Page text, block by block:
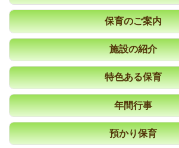
保育のご案内
施設の紹介
特色ある保育
年間行事
預かり保育